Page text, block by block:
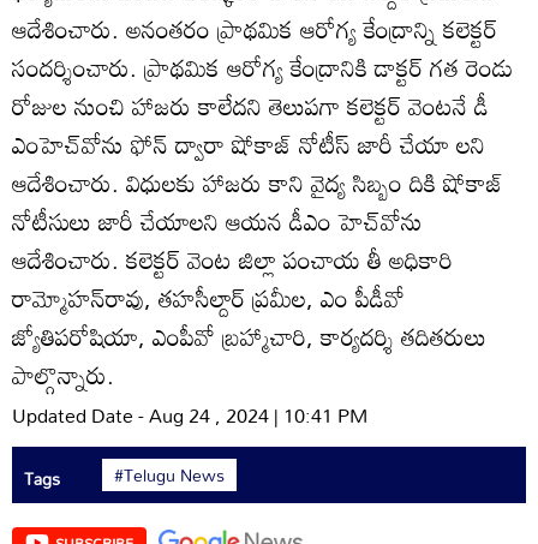
ఆదేశించారు. అనంతరం ప్రాథమిక ఆరోగ్య కేంద్రాన్ని కలెక్టర్‌
సందర్శించారు. ప్రాథమిక ఆరోగ్య కేంద్రానికి డాక్టర్‌ గత రెండు
రోజుల నుంచి హాజరు కాలేదని తెలుపగా కలెక్టర్‌ వెంటనే డీ
ఎంహెచ్‌వోను ఫోన్‌ ద్వారా షోకాజ్‌ నోటీస్‌ జారీ చేయా లని
ఆదేశించారు. విధులకు హాజరు కాని వైద్య సిబ్బం దికి షోకాజ్‌
నోటీసులు జారీ చేయాలని ఆయన డీఎం హెచ్‌వోను
ఆదేశించారు. కలెక్టర్‌ వెంట జిల్లా పంచాయ తీ అధికారి
రామ్మోహన్‌రావు, తహసీల్దార్‌ ప్రమీల, ఎం పీడీవో
జ్యోతిపరోషియా, ఎంపీవో బ్రహ్మాచారి, కార్యదర్శి తదితరులు
పాల్గొన్నారు.
Updated Date - Aug 24 , 2024 | 10:41 PM
Tags #Telugu News